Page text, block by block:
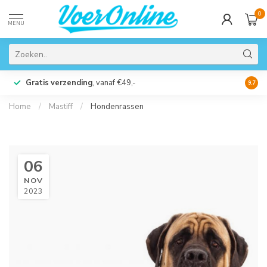
MENU
0
Gratis verzending, vanaf €49,- 9.7
Home / Mastiff / Hondenrassen
06
NOV
2023